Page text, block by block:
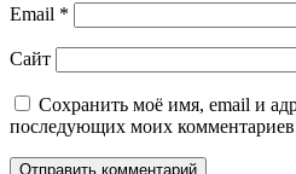
Email *
Сайт
Сохранить моё имя, email и
последующих моих